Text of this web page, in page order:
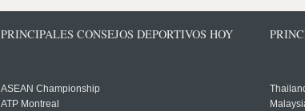
PRINCIPALES CONSEJOS DEPORTIVOS HOY
ASEAN Championship
ATP Montreal